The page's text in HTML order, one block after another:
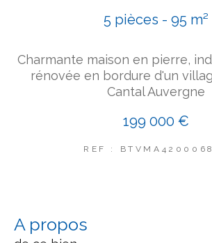
5 pièces - 95 m²
Charmante maison en pierre,
rénovée en bordure d'un
Cantal Auvergne
199 000 €
REF :
a propos